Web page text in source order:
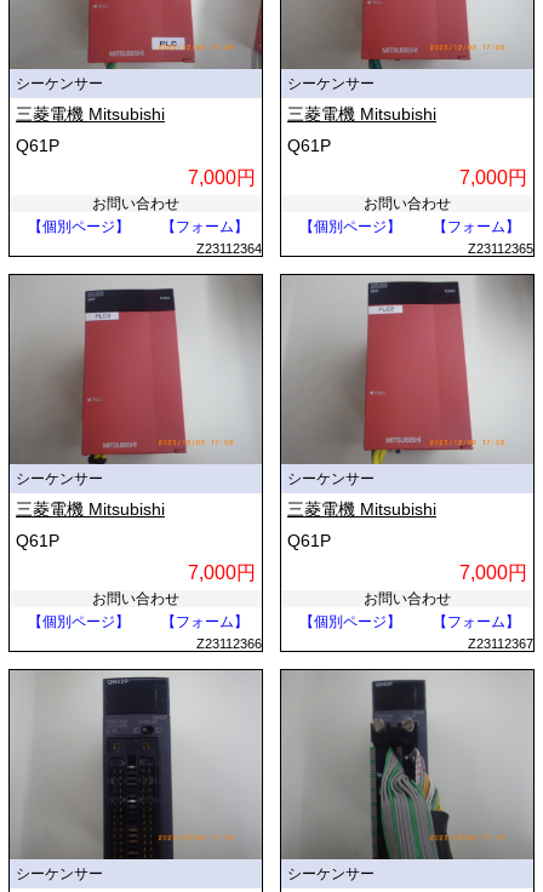
シーケンサー
三菱電機 Mitsubishi
Q61P
7,000円
お問い合わせ
【個別ページ】
【フォーム】
Z23112364
シーケンサー
三菱電機 Mitsubishi
Q61P
7,000円
お問い合わせ
【個別ページ】
【フォーム】
Z23112365
シーケンサー
三菱電機 Mitsubishi
Q61P
7,000円
お問い合わせ
【個別ページ】
【フォーム】
Z23112366
シーケンサー
三菱電機 Mitsubishi
Q61P
7,000円
お問い合わせ
【個別ページ】
【フォーム】
Z23112367
シーケンサー シーケンサー